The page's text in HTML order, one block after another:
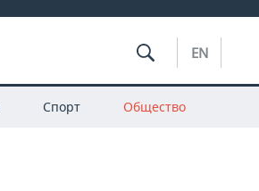
EN
Спорт Общество